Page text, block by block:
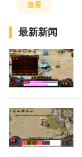
查看
最新新闻